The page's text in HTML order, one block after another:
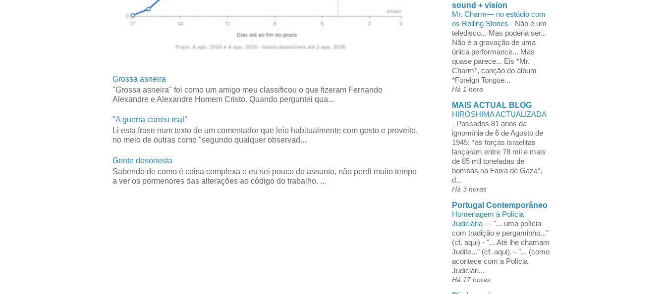
Grossa asneira
"Grossa asneira" foi como um amigo meu classificou o que fizeram Fernando
Alexandre e Alexandre Homem Cristo. Quando perguntei qua...
"A guerra correu mal"
Li esta frase num texto de um comentador que leio habitualmente com gosto e proveito,
no meio de outras como "segundo qualquer observad...
Gente desonesta
Sabendo de como é coisa complexa e eu sei pouco do assunto, não perdi muito tempo
a ver os pormenores das alterações ao código do trabalho. ...
sound + vision
Mr. Charm— no estúdio com
os Rolling Stones - Não é um
teledisco... Mas poderia ser...
Não é a gravação de uma
única performance... Mas
quase parece... Eis *Mr.
Charm*, canção do álbum
*Foreign Tongue...
Há 1 hora
MAIS ACTUAL BLOG
HIROSHIMA ACTUALIZADA
- Passados 81 anos da
ignomínia de 6 de Agosto de
1945: *as forças israelitas
lançaram entre 78 mil e mais
de 85 mil toneladas de
bombas na Faixa de Gaza*,
d...
Há 3 horas
Portugal Contemporâneo
Homenagem à Polícia
Judiciária - - "... uma polícia
com tradição e pergaminho..."
(cf. aqui) - "... Até lhe chamam
Judite..." (cf. aqui). - "... (como
acontece com a Polícia
Judiciári...
Há 17 horas